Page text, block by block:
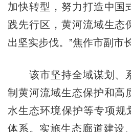
加快转型，努力打造中国
践先行区，黄河流域生态
出坚实步伐。”焦作市副市
该市坚持全域谋划、
制黄河流域生态保护和高
水生态环境保护等专项规
体系。实施生态廊道建设